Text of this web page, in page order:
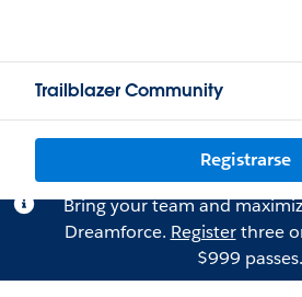
Trailblazer Community
Registrarse
Bring your team and
Dreamforce. Registerthree
$999 passes.